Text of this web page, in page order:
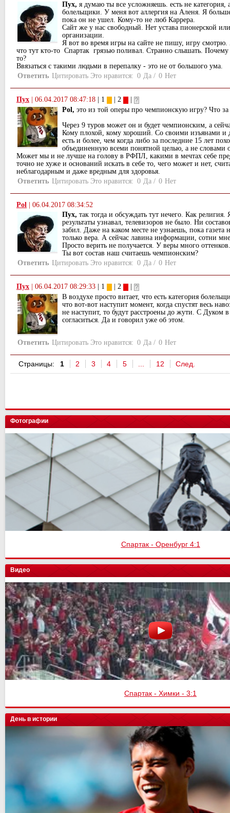
Пух, я думаю ты все усложняешь. есть не категория,
болельщики. У меня вот аллергия на Аленя. Я
пока он не ушел. Кому-то не люб Каррера.
Сайт же у нас свободный. Нет устава пионерской
организации.
Я вот во время игры на сайте не пишу, игру смотрю.
что тут кто-то Спартак грязью поливал. Странно слышать. Почему
то?
Ввязаться с такими людьми в перепалку - это не от большого ума.
Ответить Цитировать Это нравится: 0 Да / 0 Нет
Пух 06.04.2017 08:47:18 | 1 | 2
Pol, это из той оперы про чемпионскую игру? Что за
Через 9 туров может он и будет чемпионским, а
Кому плохой, кому хороший. Со своими изъянами и
есть и более, чем когда либо за последние 15 лет
объединенную всеми понятной целью, а не словами
Может мы и не лучше на голову в РФПЛ, какими в мечтах себе
точно не хуже и оснований искать в себе то, чего может и нет,
неблагодарным и даже вредным для здоровья.
Ответить Цитировать Это нравится: 0 Да / 0 Нет
Pol
06.04.2017 08:34:52
Пух, так тогда и обсуждать тут нечего. Как религия.
результаты узнавал, телевизоров не было. Ни
забил. Даже на каком месте не узнаешь, пока газета
только вера. А сейчас лавина информации, сотни
Просто верить не получается. У веры много оттенков.
Ты вот состав наш считаешь чемпионским?
Ответить Цитировать Это нравится: 0 Да / 0 Нет
Пух 06.04.2017 08:29:33 | 1 | 2
В воздухе просто витает, что есть категория
что вот-вот наступит момент, когда спустят весь
не наступит, то будут расстроены до жути. С Дуком
согласиться. Да и говорил уже об этом.
Ответить Цитировать Это нравится: 0 Да / 0 Нет
Страницы: 1 2 3 4 5 12 След.
Фотографии
Финал кубка России
Видео
Спартак - Сочи
День в истории